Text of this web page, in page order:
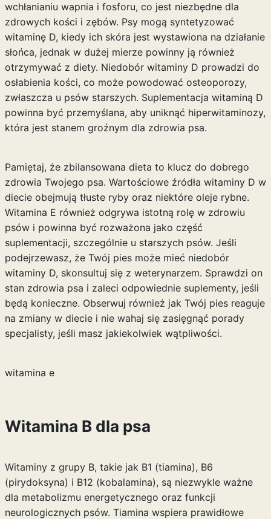
wchłanianiu wapnia i fosforu, co jest niezbędne dla
zdrowych kości i zębów. Psy mogą syntetyzować
witaminę D, kiedy ich skóra jest wystawiona na działanie
słońca, jednak w dużej mierze powinny ją również
otrzymywać z diety. Niedobór witaminy D prowadzi do
osłabienia kości, co może powodować osteoporozy,
zwłaszcza u psów starszych. Suplementacja witaminą D
powinna być przemyślana, aby uniknąć hiperwitaminozy,
która jest stanem groźnym dla zdrowia psa.
Pamiętaj, że zbilansowana dieta to klucz do dobrego
zdrowia Twojego psa. Wartościowe źródła witaminy D w
diecie obejmują tłuste ryby oraz niektóre oleje rybne.
Witamina E również odgrywa istotną rolę w zdrowiu
psów i powinna być rozważona jako część
suplementacji, szczególnie u starszych psów. Jeśli
podejrzewasz, że Twój pies może mieć niedobór
witaminy D, skonsultuj się z weterynarzem. Sprawdzi on
stan zdrowia psa i zaleci odpowiednie suplementy, jeśli
będą konieczne. Obserwuj również jak Twój pies reaguje
na zmiany w diecie i nie wahaj się zasięgnąć porady
specjalisty, jeśli masz jakiekolwiek wątpliwości.
witamina e
Witamina B dla psa
Witaminy z grupy B, takie jak B1 (tiamina), B6
(pirydoksyna) i B12 (kobalamina), są niezwykle ważne
dla metabolizmu energetycznego oraz funkcji
neurologicznych psów. Tiamina wspiera prawidłowe